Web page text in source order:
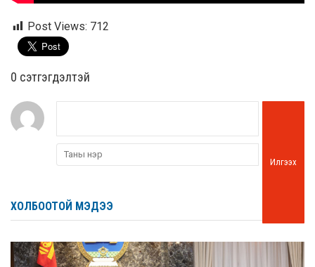
Post Views: 712
0 cэтгэгдэлтэй
Илгээх
ХОЛБООТОЙ МЭДЭЭ